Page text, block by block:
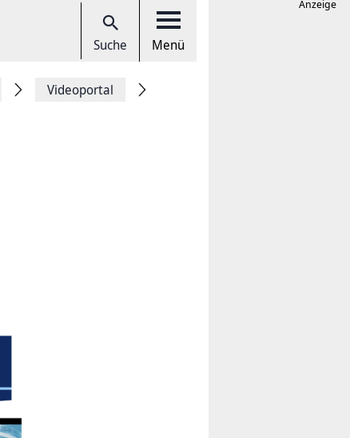
Suche Menü
Videoportal
Anzeige